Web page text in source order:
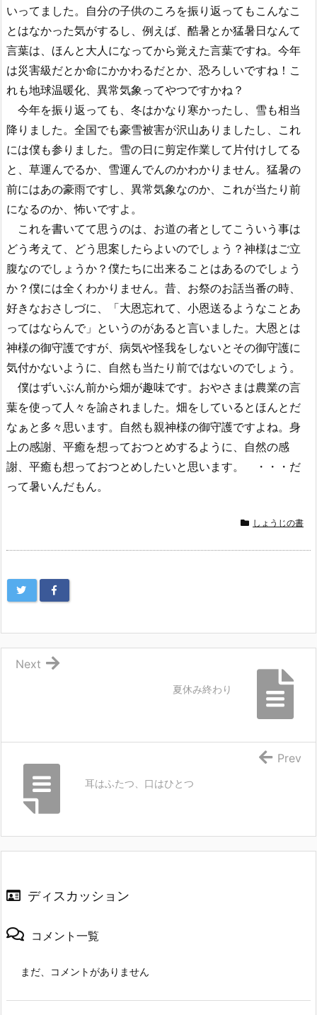
いってました。自分の子供のころを振り返ってもこんなこ
とはなかった気がするし、例えば、酷暑とか猛暑日なんて
言葉は、ほんと大人になってから覚えた言葉ですね。今年
は災害級だとか命にかかわるだとか、恐ろしいですね！こ
れも地球温暖化、異常気象ってやつですかね？
今年を振り返っても、冬はかなり寒かったし、雪も相当
降りました。全国でも豪雪被害が沢山ありましたし、これ
には僕も参りました。雪の日に剪定作業して片付けしてる
と、草運んでるか、雪運んでんのかわかりません。猛暑の
前にはあの豪雨ですし、異常気象なのか、これが当たり前
になるのか、怖いですよ。
これを書いてて思うのは、お道の者としてこういう事は
どう考えて、どう思案したらよいのでしょう？神様はご立
腹なのでしょうか？僕たちに出来ることはあるのでしょう
か？僕には全くわかりません。昔、お祭のお話当番の時、
好きなおさしづに、「大恩忘れて、小恩送るようなことあ
ってはならんで」というのがあると言いました。大恩とは
神様の御守護ですが、病気や怪我をしないとその御守護に
気付かないように、自然も当たり前ではないのでしょう。
僕はずいぶん前から畑が趣味です。おやさまは農業の言
葉を使って人々を諭されました。畑をしているとほんとだ
なぁと多々思います。自然も親神様の御守護ですよね。身
上の感謝、平癒を想っておつとめするように、自然の感
謝、平癒も想っておつとめしたいと思います。 ・・・だ
って暑いんだもん。
しょうじの書
夏休み終わり
Next
耳はふたつ、口はひとつ
Prev
ディスカッション
コメント一覧
まだ、コメントがありません